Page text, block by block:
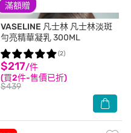
滿額贈
VASELINE 凡士林 凡士林淡斑
勻亮精華凝乳 300ML
$217/件
(買2件-售價已折)
$439
(2)